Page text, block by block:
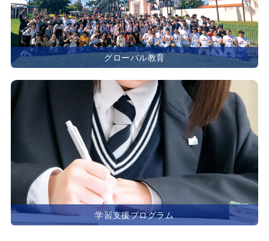
グローバル教育
学習支援プログラム